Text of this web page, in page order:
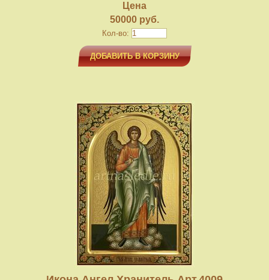
Цена
50000 руб.
Кол-во:
ДОБАВИТЬ В КОРЗИНУ